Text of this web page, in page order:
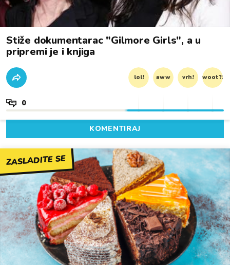
Stiže dokumentarac "Gilmore Girls", a u
pripremi je i knjiga
lol! aww vrh! woot?!
0
KOMENTIRAJ
ZASLADITE SE